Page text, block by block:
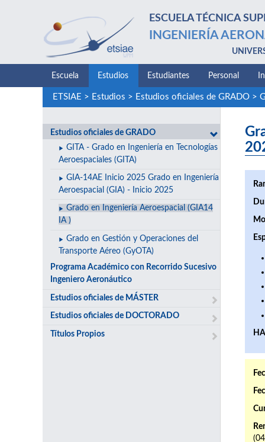
ESCUELA TÉCNICA
INGENIERÍA
Escuela Estudios Estudiantes Personal
ETSIAE > Estudios > Estudios oficiales de GRADO>
Estudios oficiales de GRADO
GITA - Grado en Ingeniería en Tecnologías
Aeroespaciales (GITA)
GIA-14AE Inicio 2025 Grado en Ingeniería
Aeroespacial (GIA) - Inicio 2025
Grado en Ingeniería Aeroespacial (GIA14
IA )
Grado en Gestión y Operaciones del
Transporte Aéreo (GyOTA)
Programa Académico con Recorrido Sucesivo
Ingeniero Aeronáutico
Estudios oficiales de MÁSTER
Estudios oficiales de DOCTORADO
Títulos Propios